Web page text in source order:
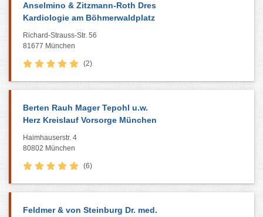
Anselmino & Zitzmann-Roth Dres
Kardiologie am Böhmerwaldplatz
Richard-Strauss-Str. 56
81677 München
(2)
Berten Rauh Mager Tepohl u.w.
Herz Kreislauf Vorsorge München
Haimhauserstr. 4
80802 München
(6)
Feldmer & von Steinburg Dr. med.